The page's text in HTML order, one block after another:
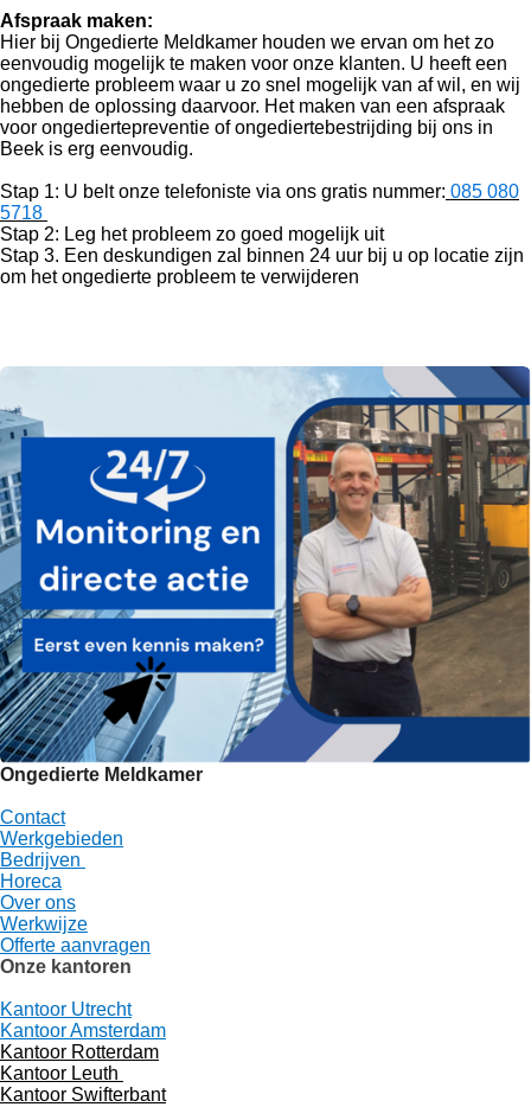
Afspraak maken:
Hier bij Ongedierte Meldkamer houden we ervan om het zo
eenvoudig mogelijk te maken voor onze klanten. U heeft een
ongedierte probleem waar u zo snel mogelijk van af wil, en wij
hebben de oplossing daarvoor. Het maken van een afspraak
voor ongediertepreventie of ongediertebestrijding bij ons in
Beek is erg eenvoudig.
Stap 1: U belt onze telefoniste via ons gratis nummer: 085 080
5718
Stap 2: Leg het probleem zo goed mogelijk uit
Stap 3. Een deskundigen zal binnen 24 uur bij u op locatie zijn
om het ongedierte probleem te verwijderen
Ongedierte Meldkamer
Contact
Werkgebieden
Bedrijven
Horeca
Over ons
Werkwijze
Offerte aanvragen
Onze kantoren
Kantoor Utrecht
Kantoor Amsterdam
Kantoor Rotterdam
Kantoor Leuth
Kantoor Swifterbant